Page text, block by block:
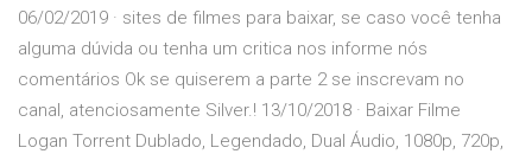
06/02/2019 · sites de filmes para baixar, se caso você tenha
alguma dúvida ou tenha um critica nos informe nós
comentários Ok se quiserem a parte 2 se inscrevam no
canal, atenciosamente Silver.! 13/10/2018 · Baixar Filme
Logan Torrent Dublado, Legendado, Dual Áudio, 1080p, 720p,